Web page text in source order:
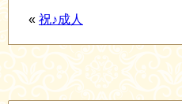
« 祝♪成人